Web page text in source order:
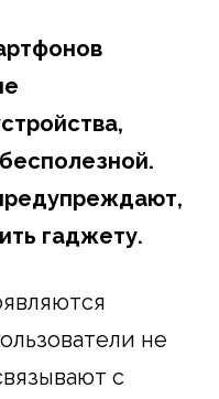
гаджету.
не
с